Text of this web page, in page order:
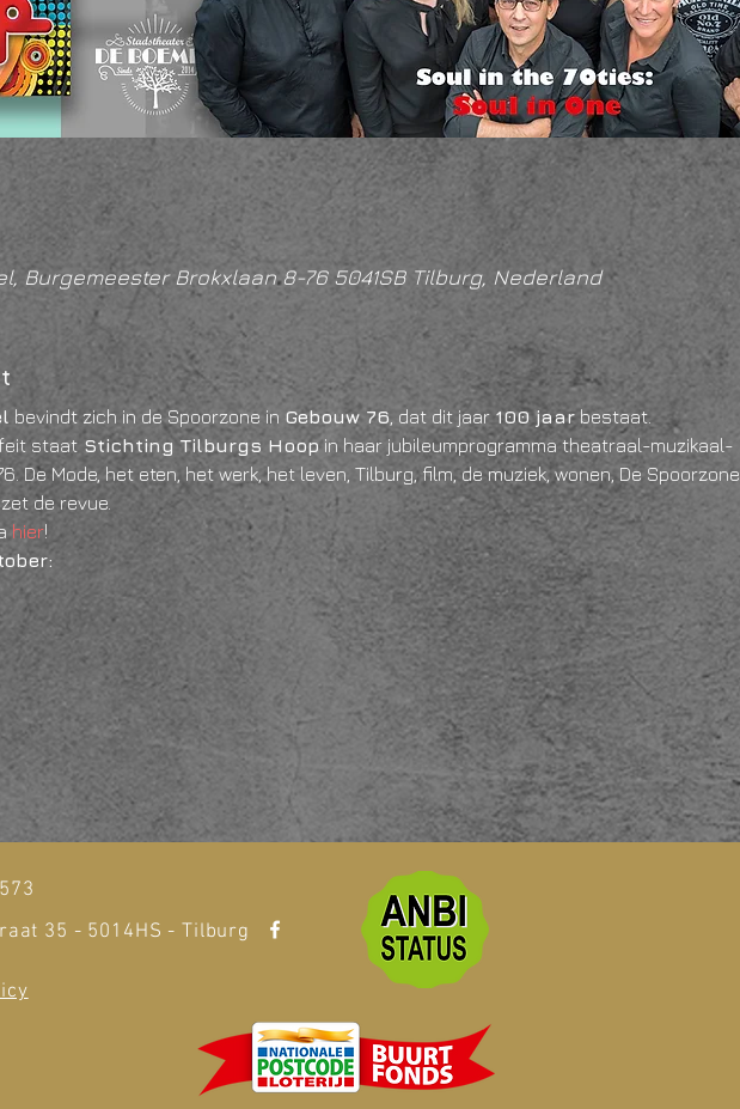
Burgemeester Brokxlaan 8-76 5041SB Tilburg, Nederland
bevindt zich in de Spoorzone in Gebouw 76 , dat dit jaar 100 jaar bestaat.
staat Stichting Tilburgs Hoop in haar jubileumprogramma theatraal-muzikaal-
De Mode, het eten, het werk, het leven, Tilburg, film, de muziek, wonen, De Spoorzone.
de revue.
hier!
35 - 5014HS - Tilburg